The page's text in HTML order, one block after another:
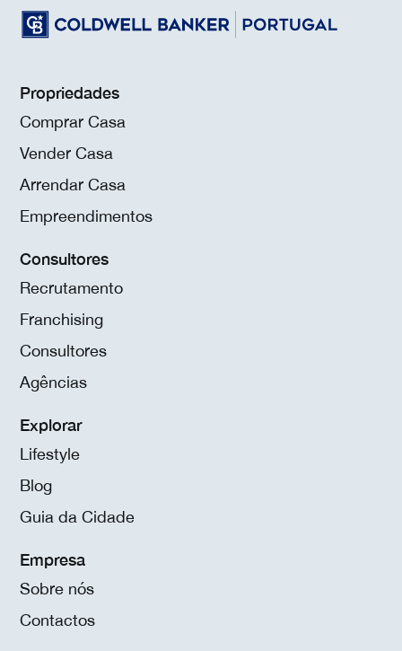
Propriedades
Comprar Casa
Vender Casa
Arrendar Casa
Empreendimentos
Consultores
Recrutamento
Franchising
Consultores
Agências
Explorar
Lifestyle
Blog
Guia da Cidade
Empresa
Sobre nós
Contactos